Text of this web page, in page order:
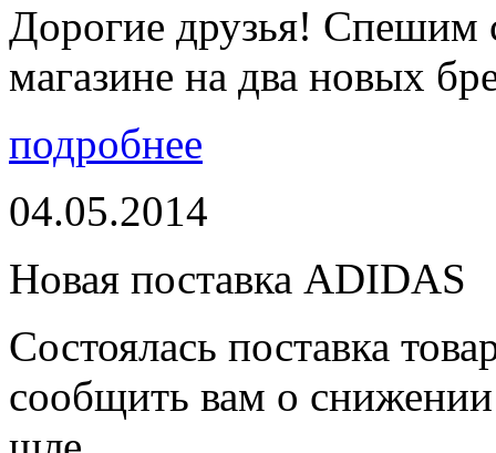
Дорогие друзья! Спешим
магазине на два новых
подробнее
04.05.2014
Новая поставка ADIDAS
Состоялась поставка
сообщить вам о